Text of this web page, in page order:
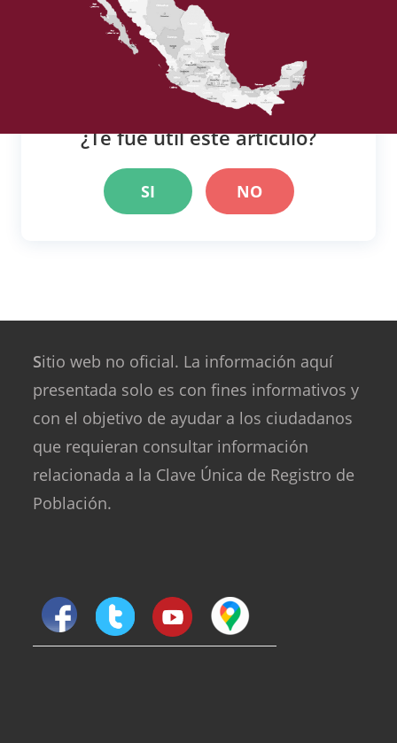
¿Te fue útil este artículo?
SI NO
Sitio web no oficial. La información aquí
presentada solo es con fines informativos y
con el objetivo de ayudar a los ciudadanos
que requieran consultar información
relacionada a la Clave Única de Registro de
Población.